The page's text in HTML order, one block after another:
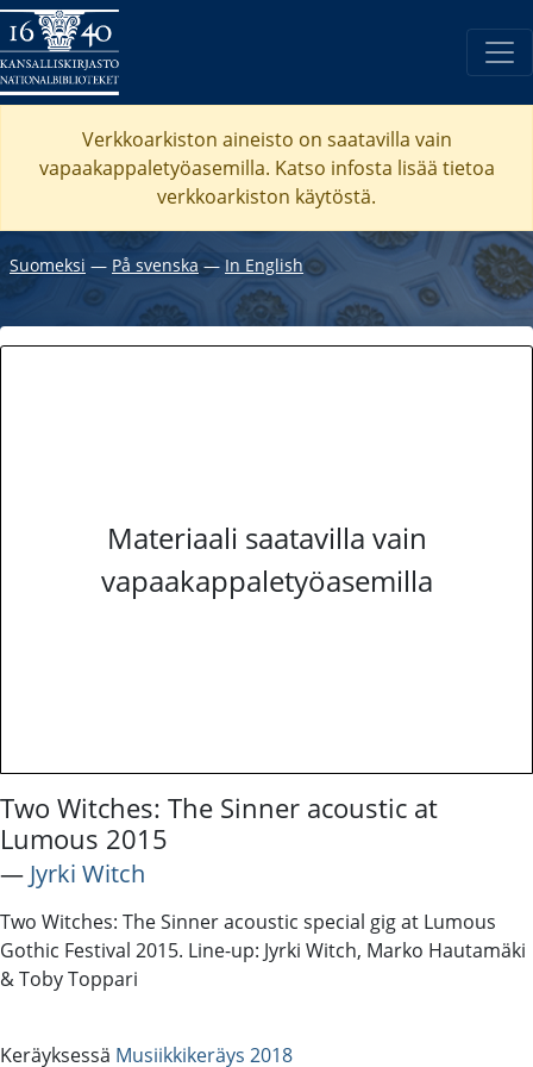
Verkkoarkiston aineisto on saatavilla vain
vapaakappaletyöasemilla. Katso infosta lisää tietoa
verkkoarkiston käytöstä.
Suomeksi ― På svenska― In English
Materiaali saatavilla vain
vapaakappaletyöasemilla
Two Witches: The Sinner acoustic at
Lumous 2015
― Jyrki Witch
Two Witches: The Sinner acoustic special gig at Lumous
Gothic Festival 2015. Line-up: Jyrki Witch, Marko Hautamäki
& Toby Toppari
Keräyksessä Musiikkikeräys 2018